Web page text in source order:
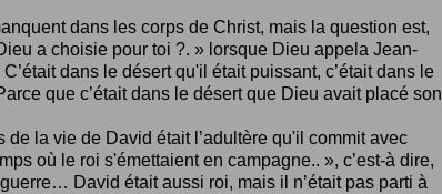
dans les corps de Christ, mais la question est,
a choisie pour toi ?. » lorsque Dieu appela Jean-
dans le désert qu'il était puissant, c’était dans le
que c’était dans le désert que Dieu avait placé son
la vie de David était l’adultère qu'il commit avec
où le roi s'émettaient en campagne.. », c’est-à dire,
David était aussi roi, mais il n’était pas parti à